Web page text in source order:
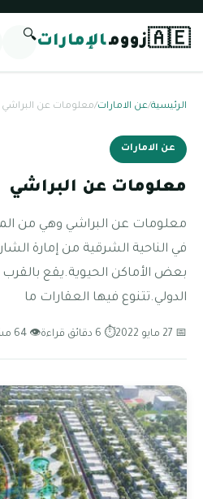
🇦🇪زوومالإمارات🔍
الرئيسية/عن الامارات/معلومات عن البراشي
عن الامارات
معلومات عن البراشي
معلومات عن البراشي وهي من
في الناحية الشرقية من إمارة
بعض الأماكن الحيوية.يقع
الدولي.تتنوع فيها العقارات ما
📅 27 مايو 2022 ⏱ 6 دقائق قراءة 👁 64 مشاهدة